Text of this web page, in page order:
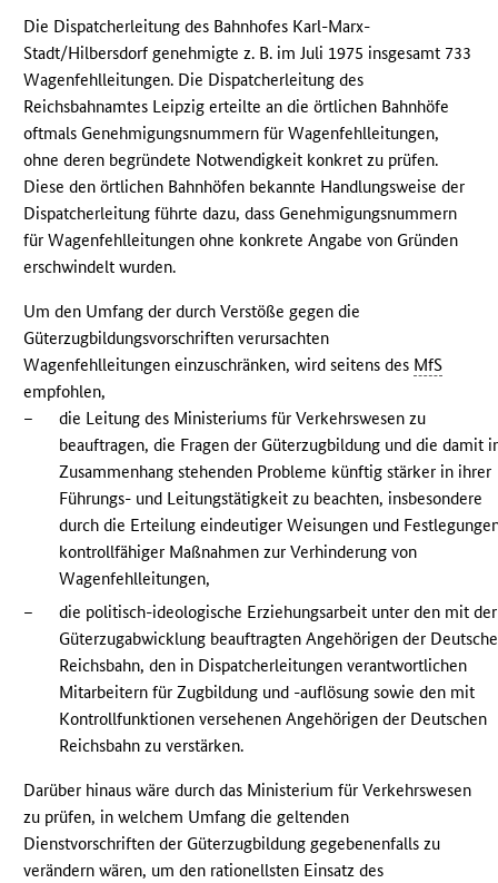
Die Dispatcherleitung des Bahnhofes Karl-Marx-
Stadt/Hilbersdorf genehmigte z. B. im Juli 1975 insgesamt 733
Wagenfehlleitungen. Die Dispatcherleitung des
Reichsbahnamtes Leipzig erteilte an die örtlichen Bahnhöfe
oftmals Genehmigungsnummern für Wagenfehlleitungen,
ohne deren begründete Notwendigkeit konkret zu prüfen.
Diese den örtlichen Bahnhöfen bekannte Handlungsweise der
Dispatcherleitung führte dazu, dass Genehmigungsnummern
für Wagenfehlleitungen ohne konkrete Angabe von Gründen
erschwindelt wurden.
Um den Umfang der durch Verstöße gegen die
Güterzugbildungsvorschriften verursachten
Wagenfehlleitungen einzuschränken, wird seitens des MfS
empfohlen,
–
die Leitung des Ministeriums für Verkehrswesen zu
beauftragen, die Fragen der Güterzugbildung und die damit
Zusammenhang stehenden Probleme künftig stärker in ihrer
Führungs- und Leitungstätigkeit zu beachten, insbesondere
durch die Erteilung eindeutiger Weisungen und
kontrollfähiger Maßnahmen zur Verhinderung von
Wagenfehlleitungen,
–
die politisch-ideologische Erziehungsarbeit unter den mit der
Güterzugabwicklung beauftragten Angehörigen der
Reichsbahn, den in Dispatcherleitungen verantwortlichen
Mitarbeitern für Zugbildung und -auflösung sowie den mit
Kontrollfunktionen versehenen Angehörigen der Deutschen
Reichsbahn zu verstärken.
Darüber hinaus wäre durch das Ministerium für Verkehrswesen
zu prüfen, in welchem Umfang die geltenden
Dienstvorschriften der Güterzugbildung gegebenenfalls zu
verändern wären, um den rationellsten Einsatz des